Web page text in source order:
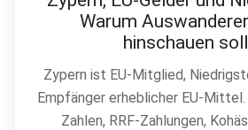
Warum
hinschauen
Zypern ist EU-Mitglied,
Empfänger erheblicher EU-
Zahlen, RRF-Zahlungen,